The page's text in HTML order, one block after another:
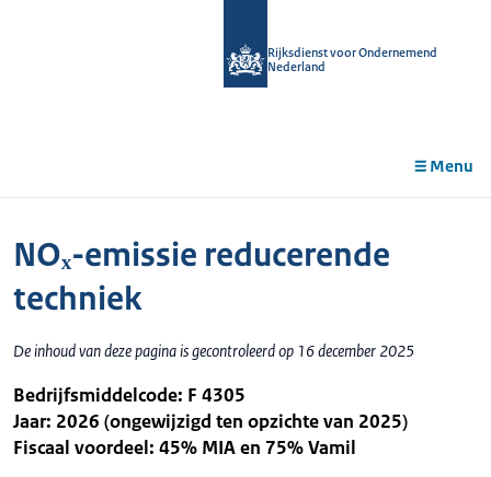
Rijksdienst voor Ondernemend
Nederland
Menu
NOₓ-emissie reducerende
techniek
De inhoud van deze pagina is gecontroleerd op 16 december 2025
Bedrijfsmiddelcode: F 4305
Jaar: 2026 (ongewijzigd ten opzichte van 2025)
Fiscaal voordeel: 45% MIA en 75% Vamil